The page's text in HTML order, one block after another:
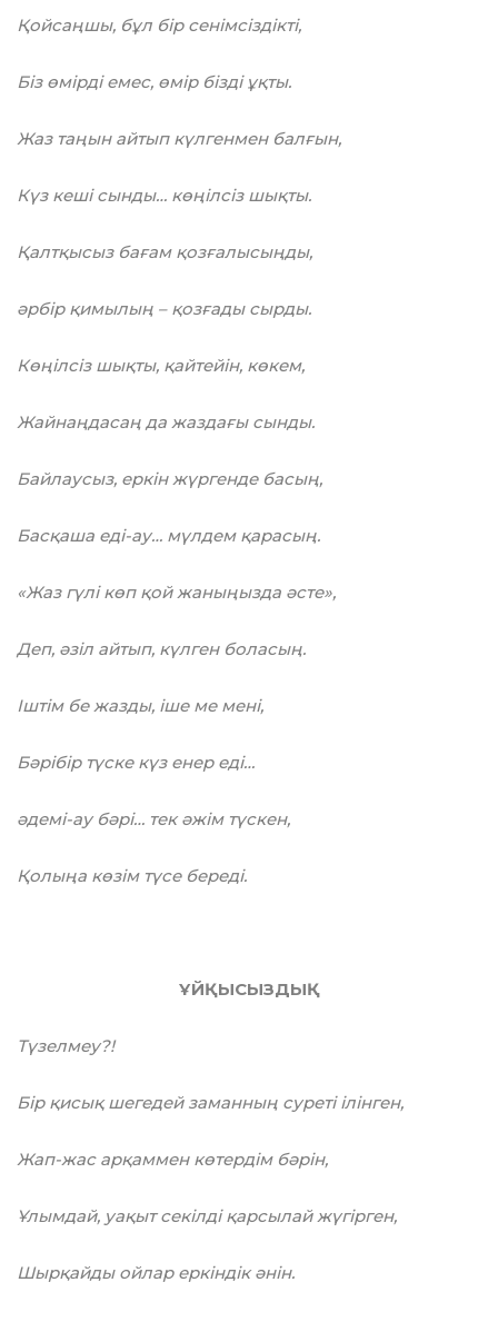
Қойсаңшы, бұл бір сенімсіздікті,
Біз өмірді емес, өмір бізді ұқты.
Жаз таңын айтып күлгенмен балғын,
Күз кеші сынды… көңілсіз шықты.
Қалтқысыз бағам қозғалысыңды,
әрбір қимылың – қозғады сырды.
Көңілсіз шықты, қайтейін, көкем,
Жайнаңдасаң да жаздағы сынды.
Байлаусыз, еркін жүргенде басың,
Басқаша еді-ау… мүлдем қарасың.
«Жаз гүлі көп қой жаныңызда әсте»,
Деп, әзіл айтып, күлген боласың.
Іштім бе жазды, іше ме мені,
Бәрібір түске күз енер еді…
әдемі-ау бәрі… тек әжім түскен,
Қолыңа көзім түсе береді.
ҰЙҚЫСЫЗДЫҚ
Түзелмеу?!
Бір қисық шегедей заманның суреті ілінген,
Жап-жас арқаммен көтердім бәрін,
Ұлымдай, уақыт секілді қарсылай жүгірген,
Шырқайды ойлар еркіндік әнін.